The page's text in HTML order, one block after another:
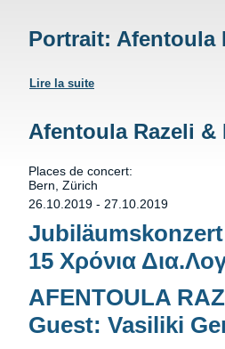
Portrait: Afentoula
Lire la suite
Afentoula Razeli
Places de concert:
Bern, Zürich
26.10.2019 - 27.10.2019
15 Χρόνια
AFENTOULA
Guest: Vasiliki